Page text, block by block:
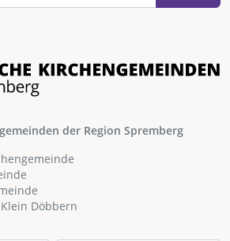
der Region Spremberg
Döbbern